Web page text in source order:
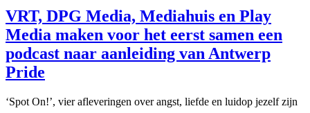
VRT, DPG Media, Mediahuis en Play
Media maken voor het eerst samen een
podcast naar aanleiding van Antwerp
Pride
‘Spot On!’, vier afleveringen over angst, liefde en luidop jezelf zijn